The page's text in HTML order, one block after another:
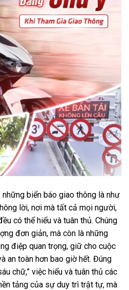
biển báo giao thông là như
lời, nơi mà tất cả mọi người,
có thể hiểu và tuân thủ. Chúng
đơn giản, mà còn là những
điệp quan trọng, giữ cho cuộc
an toàn hơn bao giờ hết. Đúng
chữ,” việc hiểu và tuân thủ các
tảng của sự duy trì trật tự, mà